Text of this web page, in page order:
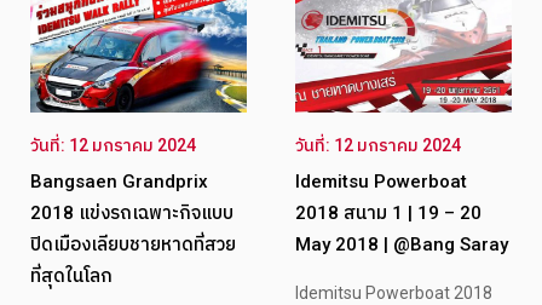
วันที่: 12 มกราคม 2024
Bangsaen Grandprix
2018 แข่งรถเฉพาะกิจแบบ
ปิดเมืองเลียบชายหาดที่สวย
ที่สุดในโลก
วันที่: 12 มกราคม 2024
Idemitsu Powerboat
2018 สนาม 1 | 19 – 20
May 2018 | @Bang Saray
Idemitsu Powerboat 2018